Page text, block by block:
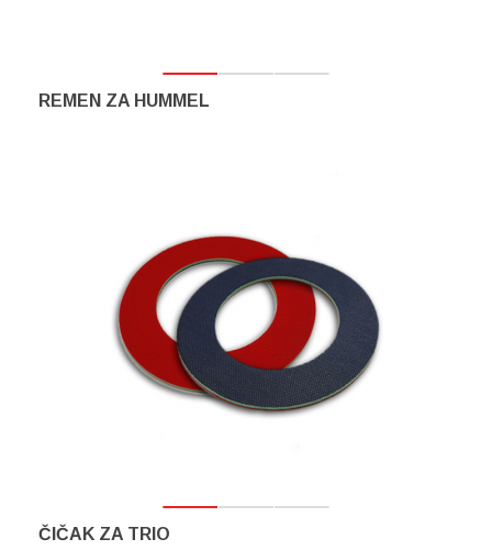
REMEN ZA HUMMEL
ČIČAK ZA TRIO